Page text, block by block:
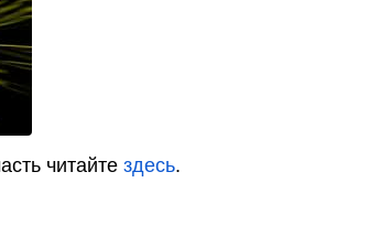
читайте здесь.